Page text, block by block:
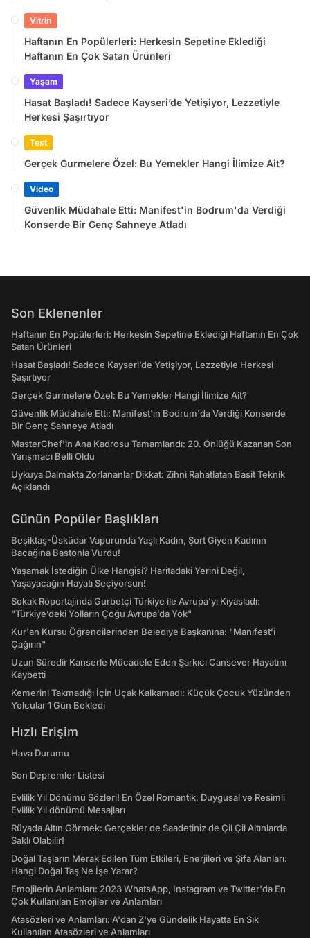
Vitrin
Haftanın En Popülerleri: Herkesin Sepetine Eklediği
Haftanın En Çok Satan Ürünleri
Yaşam
Hasat Başladı! Sadece Kayseri’de Yetişiyor, Lezzetiyle
Herkesi Şaşırtıyor
Test
Gerçek Gurmelere Özel: Bu Yemekler Hangi İlimize Ait?
Video
Güvenlik Müdahale Etti: Manifest'in Bodrum'da Verdiği
Konserde Bir Genç Sahneye Atladı
Son Eklenenler
Haftanın En Popülerleri: Herkesin Sepetine Eklediği Haftanın En Çok
Satan Ürünleri
Hasat Başladı! Sadece Kayseri’de Yetişiyor, Lezzetiyle Herkesi
Şaşırtıyor
Gerçek Gurmelere Özel: Bu Yemekler Hangi İlimize Ait?
Güvenlik Müdahale Etti: Manifest'in Bodrum'da Verdiği Konserde
Bir Genç Sahneye Atladı
MasterChef’in Ana Kadrosu Tamamlandı: 20. Önlüğü Kazanan Son
Yarışmacı Belli Oldu
Uykuya Dalmakta Zorlananlar Dikkat: Zihni Rahatlatan Basit Teknik
Açıklandı
Günün Popüler Başlıkları
Beşiktaş-Üsküdar Vapurunda Yaşlı Kadın, Şort Giyen Kadının
Bacağına Bastonla Vurdu!
Yaşamak İstediğin Ülke Hangisi? Haritadaki Yerini Değil,
Yaşayacağın Hayatı Seçiyorsun!
Sokak Röportajında Gurbetçi Türkiye ile Avrupa'yı Kıyasladı:
"Türkiye’deki Yolların Çoğu Avrupa’da Yok"
Kur'an Kursu Öğrencilerinden Belediye Başkanına: "Manifest’i
Çağırın"
Uzun Süredir Kanserle Mücadele Eden Şarkıcı Cansever Hayatını
Kaybetti
Kemerini Takmadığı İçin Uçak Kalkamadı: Küçük Çocuk Yüzünden
Yolcular 1 Gün Bekledi
Hızlı Erişim
Hava Durumu
Son Depremler Listesi
Evlilik Yıl Dönümü Sözleri! En Özel Romantik, Duygusal ve Resimli
Evlilik Yıl dönümü Mesajları
Rüyada Altın Görmek: Gerçekler de Saadetiniz de Çil Çil Altınlarda
Saklı Olabilir!
Doğal Taşların Merak Edilen Tüm Etkileri, Enerjileri ve Şifa Alanları:
Hangi Doğal Taş Ne İşe Yarar?
Emojilerin Anlamları: 2023 WhatsApp, Instagram ve Twitter'da En
Çok Kullanılan Emojiler ve Anlamları
Atasözleri ve Anlamları: A'dan Z'ye Gündelik Hayatta En Sık
Kullanılan Atasözleri ve Anlamları